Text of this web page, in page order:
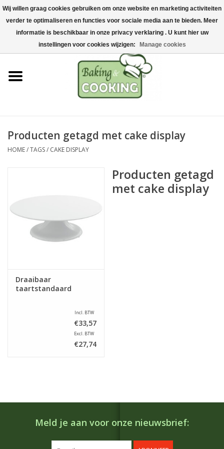
Home
Bak-& kookgerei
Machines & onderdelen
Chocolade & ijsbereiding
Hygiëne & opslag
Acties
Producten getagd met cake display
HOME/TAGS/ CAKE DISPLAY
Draaibaar
taartstandaard
Incl. BTW
€33,57
Excl. BTW
€27,74
Producten getagd
met cake display
Meld je aan voor onze nieuwsbrief:
Wij willen graag cookies gebruiken om onze website en marketing activiteiten
verder te optimaliseren en functies voor sociale media aan te bieden. Meer
informatie is beschikbaar in onze privacy verklaring . U kunt hier uw
instellingen voor cookies wijzigen:
Manage cookies